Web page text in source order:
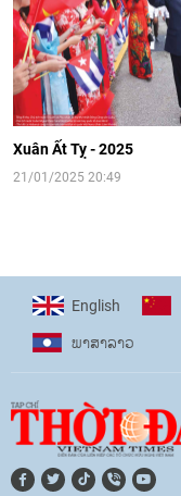
14:41|12/06/2026
16:58|10/06/2026
17:07|09/06/2026
11:01 |09/06/2026
Xuân Ất Tỵ - 2025
21/01/2025 20:49
English
ພາ​ສາ​ລາວ